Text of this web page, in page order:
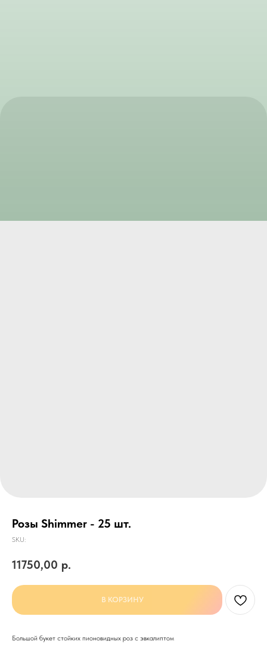
Розы Shimmer - 25 шт.
SKU:
11750,00 р.
В КОРЗИНУ
Большой букет стойких пионовидных роз с эвкалиптом